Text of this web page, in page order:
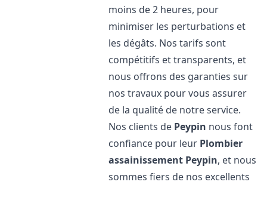
moins de 2 heures, pour
minimiser les perturbations et
les dégâts. Nos tarifs sont
compétitifs et transparents, et
nous offrons des garanties sur
nos travaux pour vous assurer
de la qualité de notre service.
Nos clients de Peypin nous font
confiance pour leur Plombier
assainissement Peypin, et nous
sommes fiers de nos excellents